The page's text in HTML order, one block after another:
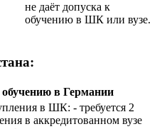
не даёт допуска к
обучению в ШК или вузе.
обучению в Германии
в ШК: - требуется 2
в аккредитованном вузе